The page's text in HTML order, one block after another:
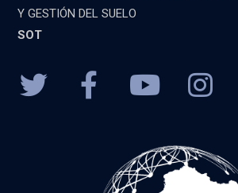
Y GESTIÓN DEL SUELO
SOT